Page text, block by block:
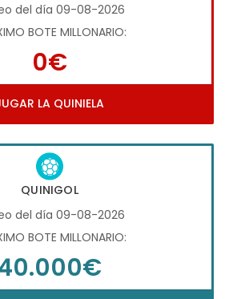
del día 09-08-2026
BOTE MILLONARIO:
0€
LA QUINIELA
QUINIGOL
del día 09-08-2026
BOTE MILLONARIO: